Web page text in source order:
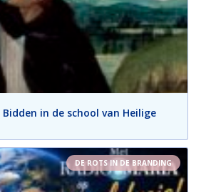
in de school van Heilige
DE ROTS IN DE BRANDING